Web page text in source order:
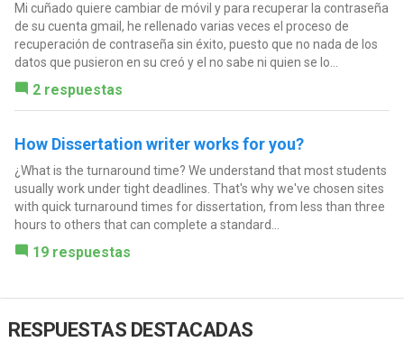
Mi cuñado quiere cambiar de móvil y para recuperar la contraseña
de su cuenta gmail, he rellenado varias veces el proceso de
recuperación de contraseña sin éxito, puesto que no nada de los
datos que pusieron en su creó y el no sabe ni quien se lo...
2 respuestas
How Dissertation writer works for you?
¿What is the turnaround time? We understand that most students
usually work under tight deadlines. That's why we've chosen sites
with quick turnaround times for dissertation, from less than three
hours to others that can complete a standard...
19 respuestas
RESPUESTAS DESTACADAS